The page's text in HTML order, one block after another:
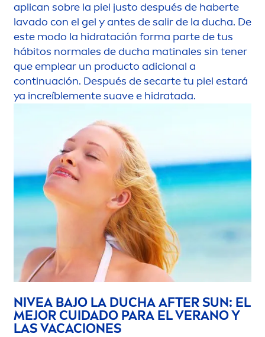
aplican sobre la piel justo después de haberte
lavado con el gel y antes de salir de la ducha. De
este modo la hidratación forma parte de tus
hábitos normales de ducha matinales sin tener
que emplear un producto adicional a
continuación. Después de secarte tu piel estará
ya increíblemente suave e hidratada.
NIVEA BAJO LA DUCHA AFTERSUN: EL
MEJOR CUIDADO PARA EL VERANO Y
LAS VACACIONES